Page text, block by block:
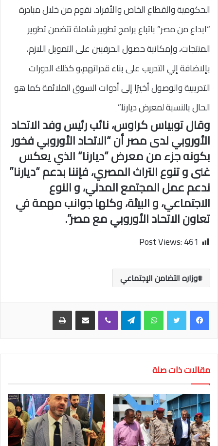
الحكومية والقطاع الخاص والأفراد. نقوم من خلال مبادرة
“ابداع من مصر” باتباع برامج تطوير شاملة تتضمن تطوير
المنتجات، وإمكانية حصول الحرفيين على التمويل اللازم،
بإلاضافة إلي التدريب على بناء قدراتهم،و كذلك الدورات
التدريبية والوصول أخيرًا إلى أدوات السوق الملائمة كما هو
الحال بالنسبة لمعرض ديارنا.”
وقال توبياس كراوس، نائب رئيس وفد الاتحاد
الأوروبي لدى مصر أن “الاتحاد الأوروبي فخور
بكونه جزء من معرض “ديارنا” الذي يعكس
غنى و تنوع التراث المصري، فإننا بدعم “ديارنا”
ندعم عمل المجتمع المدني، و النوع
الاجتماعي، و البيئة، وكلها جوانب مهمة في
تعاون الاتحاد الأوروبي مع مصر”.
Post Views:461
وزاره التضامن الإجتماعي
واتساب تيلقرام
مقالات ذات صلة